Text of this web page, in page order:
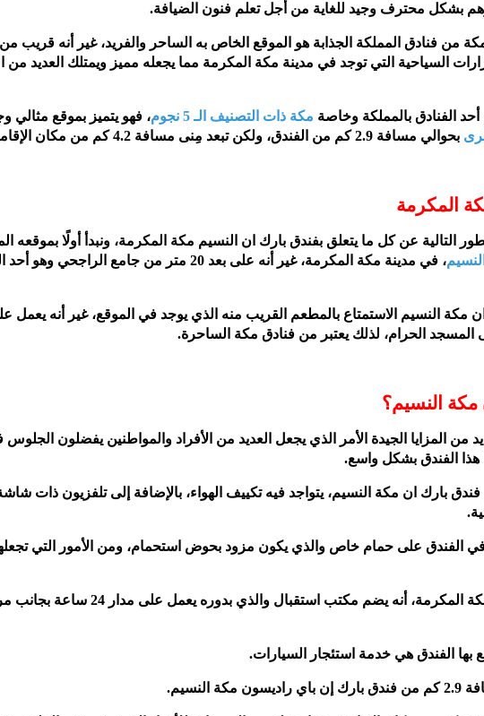
بشكل محترف وجيد للغاية من أجل تعلم فنون الضيافة.
من فنادق المملكة الجذابة هو الموقع الخاص به الساحر والفريد، غير أنه قريب
السياحية التي توجد في مدينة مكة المكرمة مما يجعله مميز ويمتلك العديد من
الفنادق بالمملكة وخاصة مكة ذات التصنيف الـ 5 نجوم
، فهو يتميز بموقع مثالي
بحوالي مسافة 2.9 كم من الفندق، ولكن تبعد مِنى مسافة 4.2 كم من مكان الإقامة.
المكرمة
عن كل ما يتعلق بفندق بارك ان النسيم مكة المكرمة، ونبدأ أولًا بموقعه
، في مدينة مكة المكرمة، غير أنه على بعد 20 متر من جامع الراجحي
مكة النسيم الاستمتاع بالمطعم القريب منه الذي يوجد في الموقع، غير أنه يعمل
المسجد الحرام، لذلك يعتبر من فنادق مكة الساحرة.
النسيم؟
من المزايا الجيدة الأمر الذي يجعل العديد من الأفراد والمواطنين يفضلون الجلوس
هذا الفندق بشكل واسع.
بارك ان مكة النسيم، يتواجد فيه تكييف الهواء، بالإضافة إلى تلفزيون ذات
الفندق على حمام خاص والذي يكون مزود بحوض استحمام، ومن الأمور التي
- ويحتوي فندق بارك ان مكة النسيم مكة المكرمة، أنه يضم مكتب استقبال والذي بدوره يعمل على
بها الفندق هي خدمة استئجار السيارات.